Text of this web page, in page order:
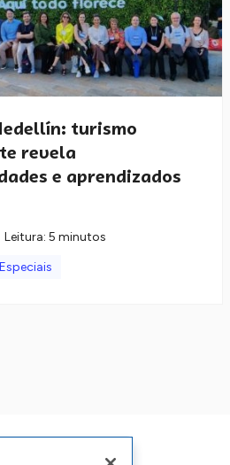
turismo
revela
e aprendizados
Leitura: 5 minutos